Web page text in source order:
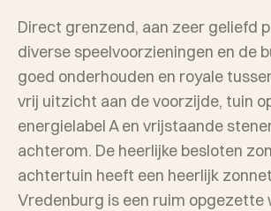
Direct grenzend, aan zeer geliefd
diverse speelvoorzieningen en de
goed onderhouden en royale
vrij uitzicht aan de voorzijde, tuin
energielabel A en vrijstaande
achterom. De heerlijke besloten
achtertuin heeft een heerlijk
Vredenburg is een ruim opgezette